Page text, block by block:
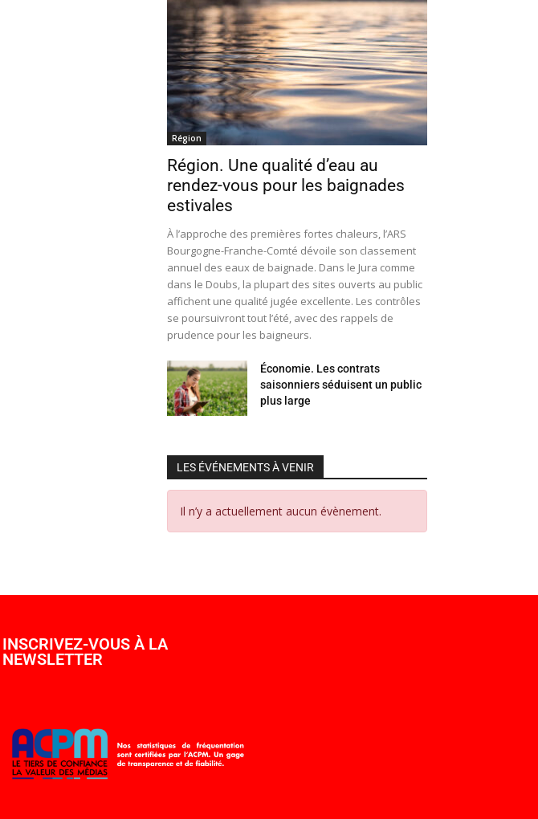
Région
Région. Une qualité d’eau au
rendez-vous pour les baignades
estivales
À l’approche des premières fortes chaleurs, l’ARS
Bourgogne-Franche-Comté dévoile son classement
annuel des eaux de baignade. Dans le Jura comme
dans le Doubs, la plupart des sites ouverts au public
affichent une qualité jugée excellente. Les contrôles
se poursuivront tout l’été, avec des rappels de
prudence pour les baigneurs.
Économie. Les contrats
saisonniers séduisent un public
plus large
LES ÉVÉNEMENTS À VENIR
Il n’y a actuellement aucun évènement.
INSCRIVEZ-VOUS À LA
NEWSLETTER